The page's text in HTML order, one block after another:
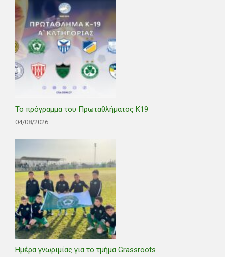
Το πρόγραμμα του Πρωταθλήματος Κ19
04/08/2026
Ημέρα γνωριμίας για το τμήμα Grassroots